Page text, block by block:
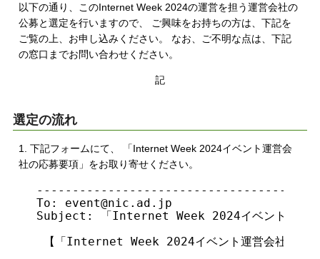
以下の通り、このInternet Week 2024の運営を担う運営会社の
公募と選定を行いますので、 ご興味をお持ちの方は、下記を
ご覧の上、お申し込みください。 なお、ご不明な点は、下記
の窓口までお問い合わせください。
記
選定の流れ
1. 下記フォームにて、 「Internet Week 2024イベント運営会
社の応募要項」をお取り寄せください。
To: event@nic.ad.jp
Subject: 「Internet Week 2024イベント運営会
【「Internet Week 2024イベント運営会社の応募